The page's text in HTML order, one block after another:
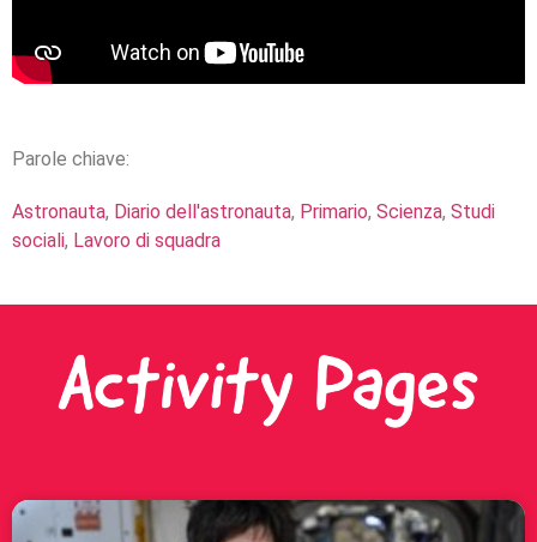
Parole chiave:
Astronauta, Diario dell'astronauta, Primario, Scienza, Studi
sociali, Lavoro di squadra